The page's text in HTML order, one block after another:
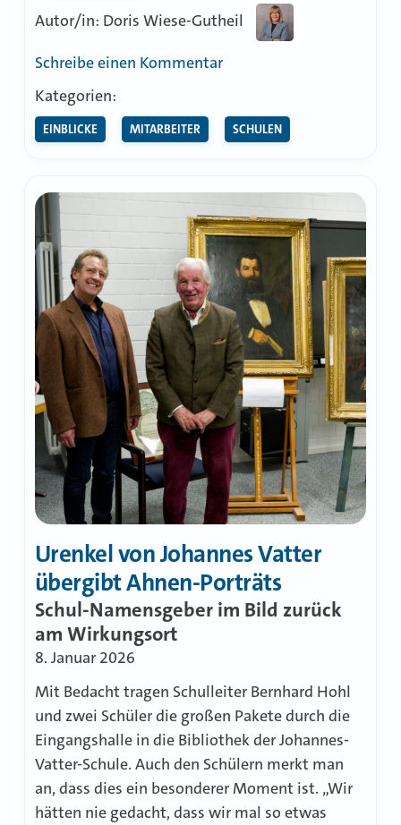
Autor/in: Doris Wiese-Gutheil
Schreibe einen Kommentarzu
muss
Kategorien:
EINBLICKE MITARBEITER SCHULEN
Urenkel von Johannes Vatter
übergibt Ahnen-Porträts
Schul-Namensgeber im Bild zurück
am Wirkungsort
8. Januar 2026
Mit Bedacht tragen Schulleiter Bernhard Hohl
und zwei Schüler die großen Pakete durch die
Eingangshalle in die Bibliothek der Johannes-
Vatter-Schule. Auch den Schülern merkt man
an, dass dies ein besonderer Moment ist. „Wir
hätten nie gedacht, dass wir mal so etwas